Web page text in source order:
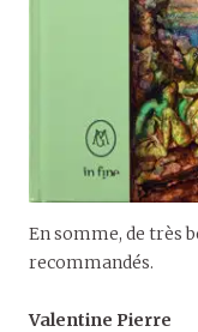
En somme, de très
recommandés.
Valentine Pierre